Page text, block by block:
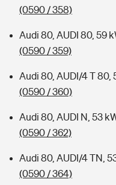
(0590 / 358)
Audi 80, AUDI 80, 59
(0590 / 359)
Audi 80, AUDI/4 T 80,
(0590 / 360)
Audi 80, AUDI N, 53
(0590 / 362)
Audi 80, AUDI/4 TN,
(0590 / 364)